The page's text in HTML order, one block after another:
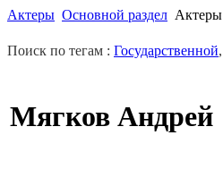
Актеры Основной раздел Актеры
Поиск по тегам : Государственной,
Мягков Андрей